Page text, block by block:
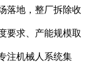
地，整厂拆除收
要求、产能规模取
注机械人系统集